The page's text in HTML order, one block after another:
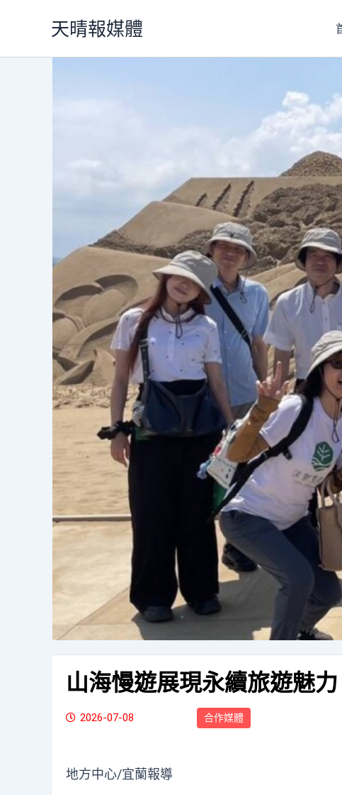
天晴報媒體
山海慢遊展現永續旅遊魅
2026-07-08 合作媒體
地方中心/宜蘭報導